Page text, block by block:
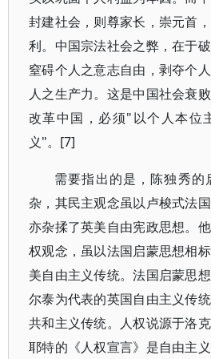
封建社会，则尊家长，崇元首
利。中国宗法社会之弊，在于
窒碍个人之意志自由，剥夺个
人之生产力。这是中国社会衰
改革中国，必须"以个人本位
义"。[7]
需要指出的是，陈独秀的
杂，其民主观念虽以卢梭式法
亦杂揉了英美自由宪政思想。
权观念，虽以法国启蒙思想相
美自由主义传统。法国启蒙思
尔泰为代表的英国自由主义传
共和主义传统。人权说源于洛
耶特的《人权宣言》是自由主